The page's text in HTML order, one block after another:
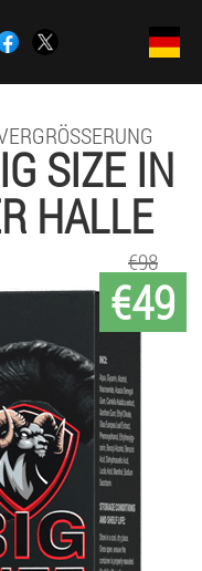
SIZE IN
HALLE
€49
€98